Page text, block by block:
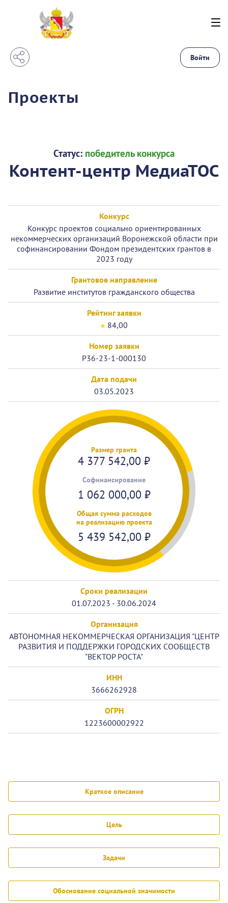
Войти
Проекты
Статус: победитель конкурса
Контент-центр МедиаТОС
Конкурс
Конкурс проектов социально ориентированных
некоммерческих организаций Воронежской области при
софинансировании Фондом президентских грантов в
2023 году
Грантовое направление
Развитие институтов гражданского общества
Рейтинг заявки
84,00
Номер заявки
Р36-23-1-000130
Дата подачи
03.05.2023
Размер гранта
4 377 542,00 ₽
Cофинансирование
1 062 000,00 ₽
Общая сумма расходов
на реализацию проекта
5 439 542,00 ₽
Сроки реализации
01.07.2023 - 30.06.2024
Организация
АВТОНОМНАЯ НЕКОММЕРЧЕСКАЯ ОРГАНИЗАЦИЯ "ЦЕНТР
РАЗВИТИЯ И ПОДДЕРЖКИ ГОРОДСКИХ СООБЩЕСТВ
"ВЕКТОР РОСТА"
ИНН
3666262928
ОГРН
1223600002922
Краткое описание
Цель
Задачи
Обоснование социальной значимости